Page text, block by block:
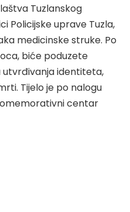
Tuzlanskog
Policijske uprave Tuzla,
medicinske struke. Po
biće poduzete
utvrđivanja identiteta,
Tijelo je po nalogu
centar